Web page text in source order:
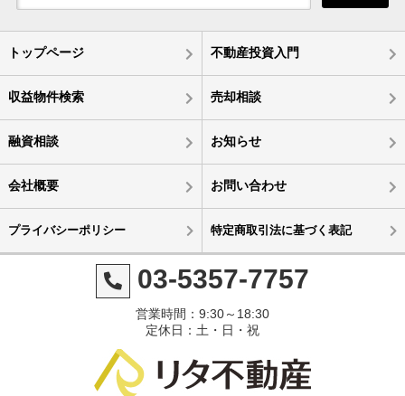
トップページ 不動産投資入門
収益物件検索 売却相談
融資相談 お知らせ
会社概要 お問い合わせ
プライバシーポリシー 特定商取引法に基づく表記
03-5357-7757
営業時間：9:30～18:30
定休日：土・日・祝